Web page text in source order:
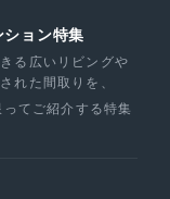
ション特集
る広いリビングや
れた間取りを、
てご紹介する特集